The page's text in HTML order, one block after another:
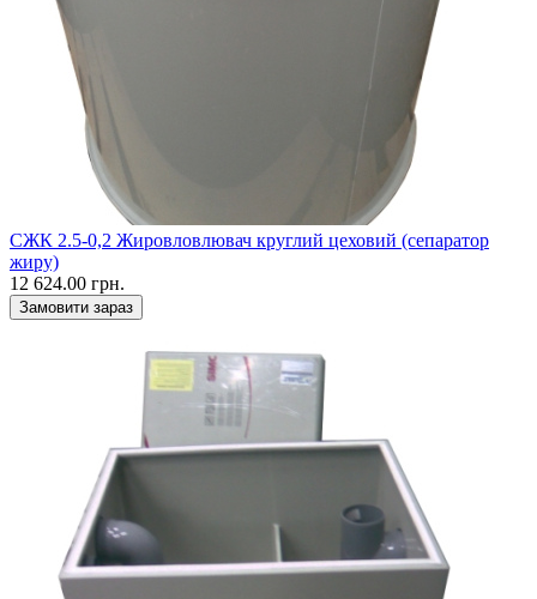
СЖК 2.5-0,2 Жировловлювач круглий цеховий (сепаратор
жиру)
12 624.00 грн.
Замовити зараз